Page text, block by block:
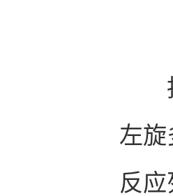
抗
左
反